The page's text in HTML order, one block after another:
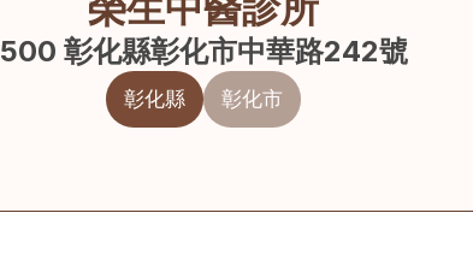
500 彰化縣彰化市中華路242號
彰化縣 彰化市